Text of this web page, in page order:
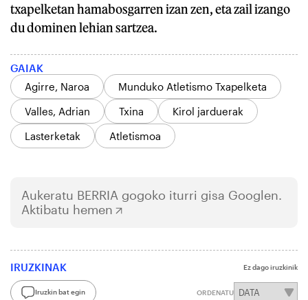
txapelketan hamabosgarren izan zen, eta zail izango
du dominen lehian sartzea.
GAIAK
Agirre, Naroa
Munduko Atletismo Txapelketa
Valles, Adrian
Txina
Kirol jarduerak
Lasterketak
Atletismoa
Aukeratu BERRIA gogoko iturri gisa Googlen.
Aktibatu hemen
IRUZKINAK Ez dago iruzkinik
Iruzkin bat egin ORDENATU